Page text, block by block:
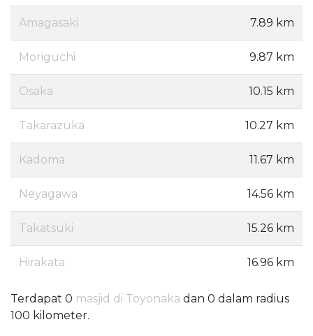
Amagasaki 7.89 km
Moriguchi 9.87 km
Osaka 10.15 km
Takarazuka 10.27 km
Kadoma 11.67 km
Neyagawa 14.56 km
Takatsuki 15.26 km
Hirakata 16.96 km
Terdapat 0 masjid di Toyonaka dan 0 dalam radius
100 kilometer.